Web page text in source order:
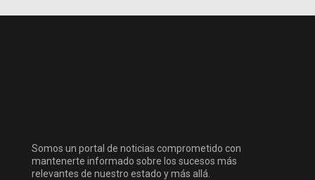
Somos un portal de noticias comprometido con
mantenerte informado sobre los sucesos más
relevantes de nuestro estado y más allá.